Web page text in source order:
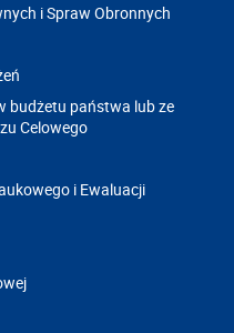
i Spraw Obronnych
budżetu państwa lub ze
Celowego
i Ewaluacji